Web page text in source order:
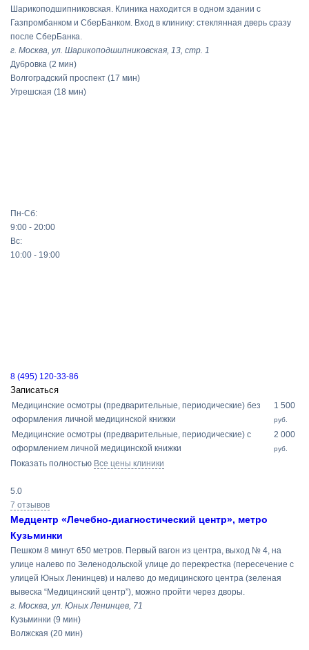
Шарикоподшипниковская. Клиника находится в одном здании с
Газпромбанком и СберБанком. Вход в клинику: стеклянная дверь сразу
после СберБанка.
г. Москва, ул. Шарикоподшипниковская, 13, стр. 1
Дубровка (2 мин)
Волгоградский проспект (17 мин)
Угрешская (18 мин)
Пн-Сб:
9:00 - 20:00
Вс:
10:00 - 19:00
8 (495) 120-33-86
Записаться
Медицинские осмотры (предварительные, периодические) без
оформления личной медицинской книжки
1 500
руб.
Медицинские осмотры (предварительные, периодические) с
оформлением личной медицинской книжки
2 000
руб.
Показать полностью Все цены клиники
5.0
7 отзывов
Медцентр «Лечебно-диагностический центр», метро
Кузьминки
Пешком 8 минут 650 метров. Первый вагон из центра, выход № 4, на
улице налево по Зеленодольской улице до перекрестка (пересечение с
улицей Юных Ленинцев) и налево до медицинского центра (зеленая
вывеска “Медицинский центр”), можно пройти через дворы.
г. Москва, ул. Юных Ленинцев, 71
Кузьминки (9 мин)
Волжская (20 мин)